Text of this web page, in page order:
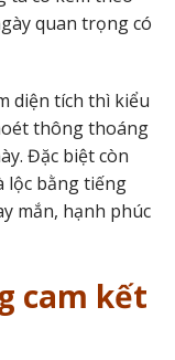
quan trọng có
diện tích thì kiểu
thông thoáng
Đặc biệt còn
lộc bằng tiếng
mắn, hạnh phúc
cam kết